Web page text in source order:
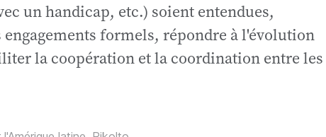
un handicap, etc.) soient entendues,
formels, répondre à l'évolution
la coopération et la coordination entre les